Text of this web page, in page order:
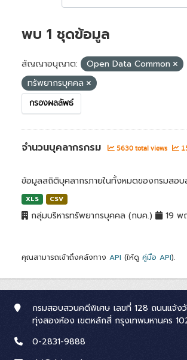
พบ 1 ชุดข้อมูล
สัญญาอนุญาต: Open Data Common
ทรัพยากรบุคคล
กรองผลลัพธ์
จำนวนบุคลากรกรม 5630 total views
ข้อมูลสถิติบุคลากรภายในทั้งหมดของกรมสอ
XLS CSV
กลุ่มบริหารทรัพยากรบุคคล (กบค.) 19 พ
คุณสามารถเข้าถึงคลังทาง API (ให้ดู คู่มือ API).
กรมสอบสวนคดีพิเศษ เลขที่ 128 ถนนแจ้ง
ทุ่งสองห้อง เขตหลักสี่ กรุงเทพมหานคร
0-2831-9888